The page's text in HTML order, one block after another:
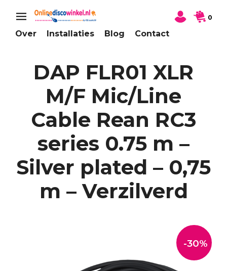
Over Installaties Blog Contact
0
DAP FLR01 XLR
M/F Mic/Line
Cable Rean RC3
series 0.75 m –
Silver plated – 0,75
m – Verzilverd
-30%